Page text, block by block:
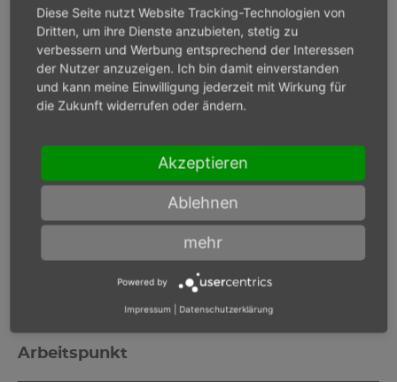
Max. Drehmoment Nm
Bei Eingangsdruck
Lastdrehzahl
Max. Drehmoment Nm
Arbeitspunkt
Diese Seite nutzt Website Tracking-Technologien von
Dritten, um ihre Dienste anzubieten, stetig zu
verbessern und Werbung entsprechend der Interessen
der Nutzer anzuzeigen. Ich bin damit einverstanden
und kann meine Einwilligung jederzeit mit Wirkung für
die Zukunft widerrufen oder ändern.
Akzeptieren
Ablehnen
mehr
Powered by
Impressum Datenschutzerklärung